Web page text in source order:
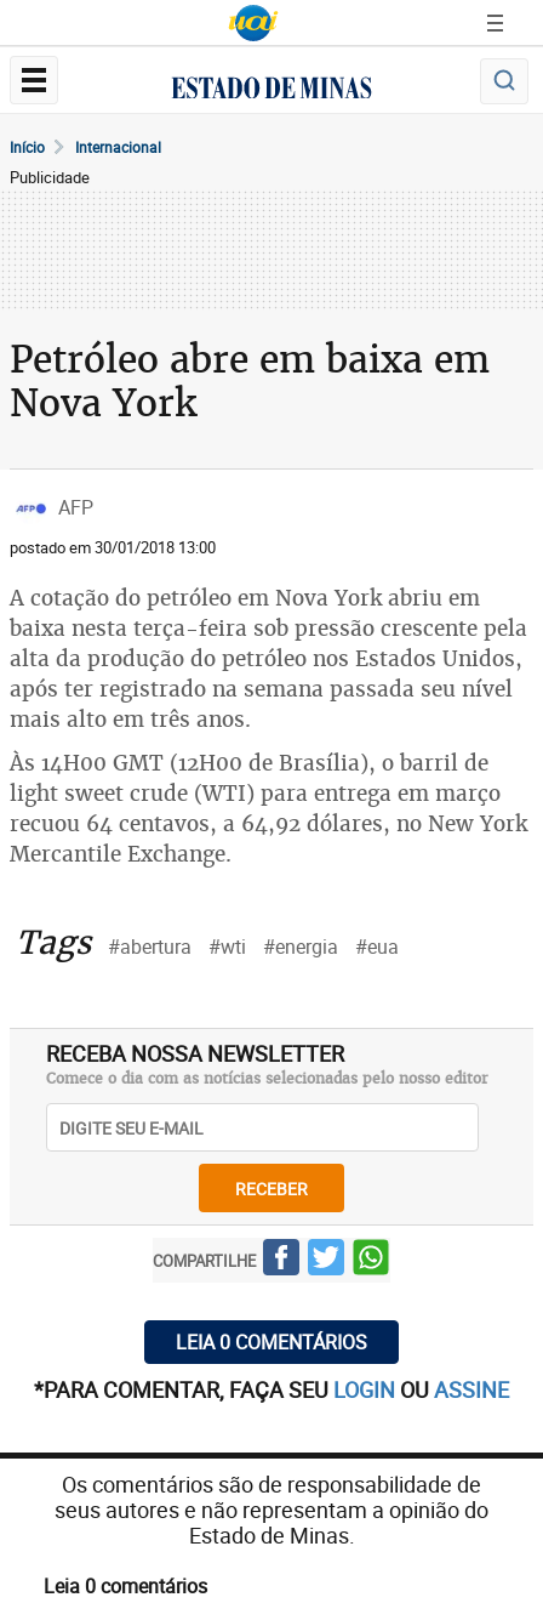
Início Internacional
Publicidade
Petróleo abre em baixa em
Nova York
AFP
postado em 30/01/2018 13:00
A cotação do petróleo em Nova York abriu em
baixa nesta terça-feira sob pressão crescente pela
alta da produção do petróleo nos Estados Unidos,
após ter registrado na semana passada seu nível
mais alto em três anos.
Às 14H00 GMT (12H00 de Brasília), o barril de
light sweet crude (WTI) para entrega em março
recuou 64 centavos, a 64,92 dólares, no New York
Mercantile Exchange.
Tags #abertura #wti #energia #eua
RECEBA NOSSA NEWSLETTER
Comece o dia com as notícias selecionadas pelo nosso editor
RECEBER
COMPARTILHE
LEIA 0 COMENTÁRIOS
*PARA COMENTAR, FAÇA SEU LOGIN OUASSINE
Os comentários são de responsabilidade de
seus autores e não representam a opinião do
Estado de Minas.
Leia 0 comentários